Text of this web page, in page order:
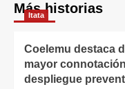
Más historias
Itata
Coelemu destaca
mayor
despliegue